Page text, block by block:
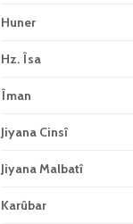
Huner
Hz. Îsa
Îman
Jiyana Cinsî
Jiyana Malbatî
Karûbar